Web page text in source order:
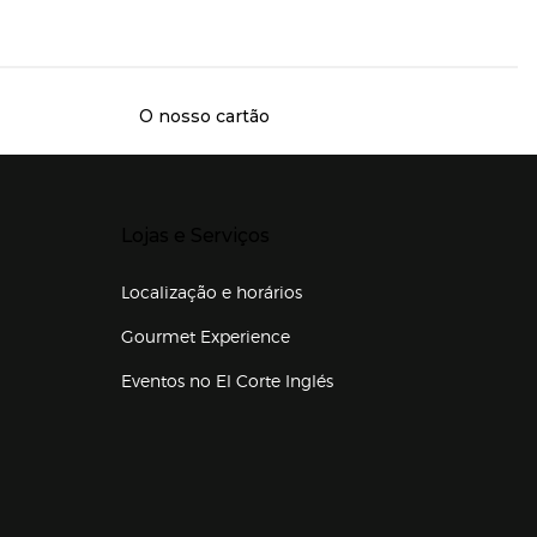
O nosso cartão
Localização e horários
Gourmet Experience
Eventos no El Corte Inglés